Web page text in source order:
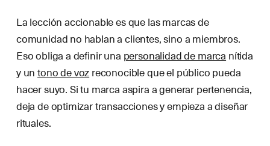
La lección accionable es que las marcas de
comunidad no hablan a clientes, sino a miembros.
Eso obliga a definir una personalidad de marca nítida
y untono de vozreconocible que el público pueda
hacer suyo. Si tu marca aspira a generar pertenencia,
deja de optimizar transacciones y empieza a diseñar
rituales.